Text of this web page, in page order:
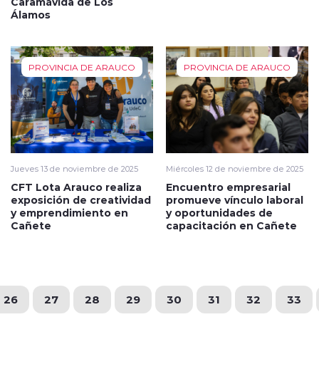
Álamos
PROVINCIA DE ARAUCO
Jueves 13 de noviembre de 2025
CFT Lota Arauco realiza
exposición de creatividad
y emprendimiento en
Cañete
PROVINCIA DE ARAUCO
Miércoles 12 de noviembre de 2025
Encuentro empresarial
promueve vínculo laboral
y oportunidades de
capacitación en Cañete
26 27 28 29 30 31 32 33